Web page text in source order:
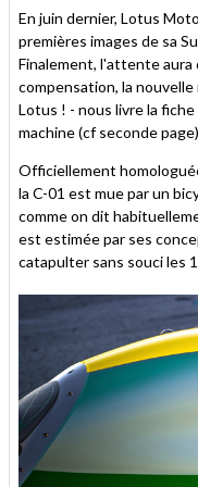
En juin dernier, Lotus
premières images de sa
Finalement, l'attente aura
compensation, la
Lotus ! - nous livre la
machine (cf seconde
Officiellement
la C-01 est mue par un
comme on dit
est estimée par ses
catapulter sans souci les